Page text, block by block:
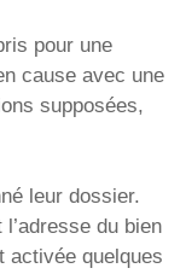
pour une
cause avec une
supposées,
leur dossier.
du bien
activée quelques